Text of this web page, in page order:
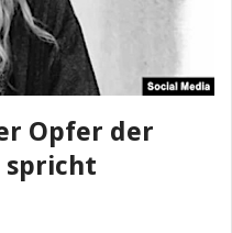
Opfer der
spricht